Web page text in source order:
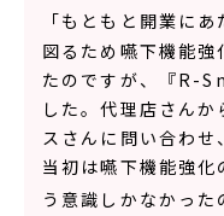
「もともと開業にあ
図るため嚥下機能
たのですが、『R-
した。代理店さん
スさんに問い合わせ
当初は嚥下機能強
う意識しかなかっ